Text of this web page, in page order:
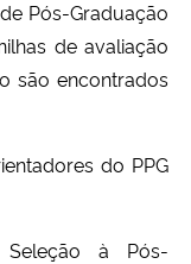
Pós-Graduação
de avaliação
são encontrados
do PPG
à Pós-